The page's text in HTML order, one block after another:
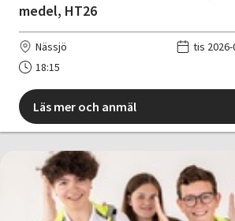
medel, HT26
Nässjö
tis 2026-
18:15
Läs mer och anmäl